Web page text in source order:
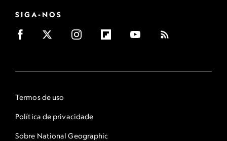
SIGA-NOS
Termos de uso
Política de privacidade
Sobre National Geographic